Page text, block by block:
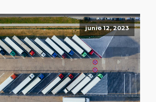
junio 12, 2023